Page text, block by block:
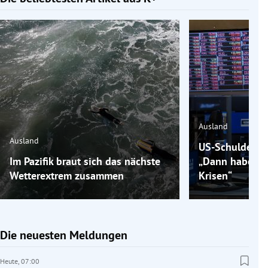
Ausland
Im Pazifik braut sich das nächste
Wetterextrem zusammen
Ausland
US-Schulden
„Dann haben
Krisen“
Die neuesten Meldungen
Heute, 07:00